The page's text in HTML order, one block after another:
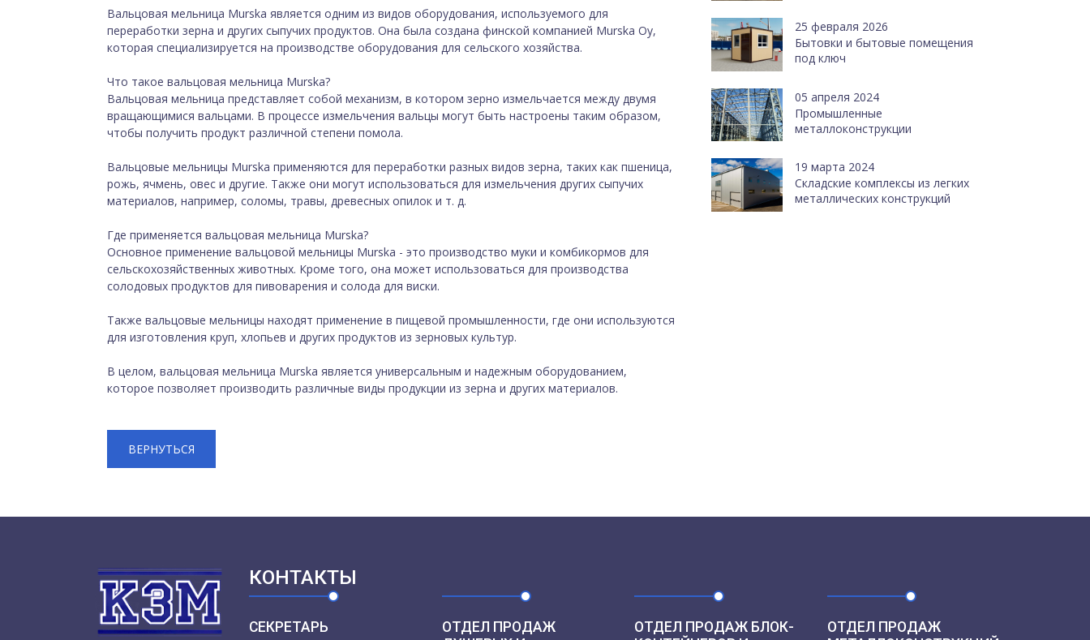
Вальцовая мельница Murska является одним из видов оборудования, используемого для
переработки зерна и других сыпучих продуктов. Она была создана финской компанией Murska Oy,
которая специализируется на производстве оборудования для сельского хозяйства.
Что такое вальцовая мельница Murska?
Вальцовая мельница представляет собой механизм, в котором зерно измельчается между двумя
вращающимися вальцами. В процессе измельчения вальцы могут быть настроены таким образом,
чтобы получить продукт различной степени помола.
Вальцовые мельницы Murska применяются для переработки разных видов зерна, таких как пшеница,
рожь, ячмень, овес и другие. Также они могут использоваться для измельчения других сыпучих
материалов, например, соломы, травы, древесных опилок и т. д.
Где применяется вальцовая мельница Murska?
Основное применение вальцовой мельницы Murska - это производство муки и комбикормов для
сельскохозяйственных животных. Кроме того, она может использоваться для производства
солодовых продуктов для пивоварения и солода для виски.
Также вальцовые мельницы находят применение в пищевой промышленности, где они используются
для изготовления круп, хлопьев и других продуктов из зерновых культур.
В целом, вальцовая мельница Murska является универсальным и надежным оборудованием,
которое позволяет производить различные виды продукции из зерна и других материалов.
ВЕРНУТЬСЯ
25 февраля 2026
Бытовки и бытовые помещения
под ключ
05 апреля 2024
Промышленные
металлоконструкции
19 марта 2024
Cкладские комплексы из легких
металлических конструкций
КОНТАКТЫ
СЕКРЕТАРЬ
ОТДЕЛ ПРОДАЖ
ОТДЕЛ ПРОДАЖ БЛОК-
ОТДЕЛ ПРОДАЖ